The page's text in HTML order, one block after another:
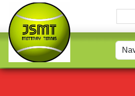
Panneau de gestion des cookies